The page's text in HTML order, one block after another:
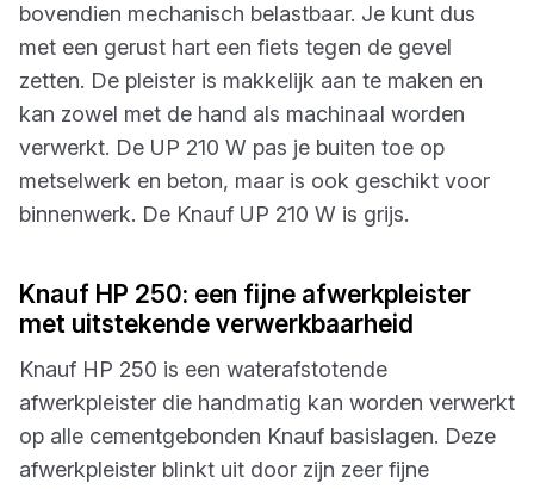
bovendien mechanisch belastbaar. Je kunt dus
met een gerust hart een fiets tegen de gevel
zetten. De pleister is makkelijk aan te maken en
kan zowel met de hand als machinaal worden
verwerkt. De UP 210 W pas je buiten toe op
metselwerk en beton, maar is ook geschikt voor
binnenwerk. De Knauf UP 210 W is grijs.
Knauf HP 250: een fijne afwerkpleister
met uitstekende verwerkbaarheid
Knauf HP 250 is een waterafstotende
afwerkpleister die handmatig kan worden verwerkt
op alle cementgebonden Knauf basislagen. Deze
afwerkpleister blinkt uit door zijn zeer fijne